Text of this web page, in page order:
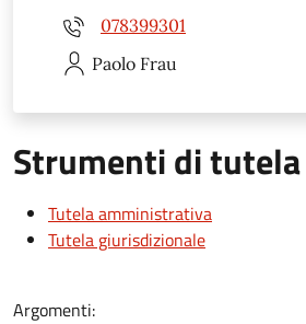
078399301
Paolo Frau
Strumenti di tutela
Tutela amministrativa
Tutela giurisdizionale
Argomenti: